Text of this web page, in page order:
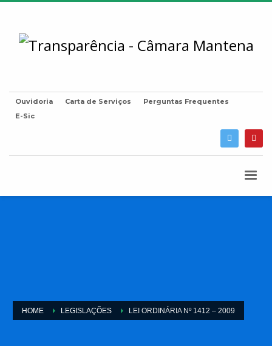
Ouvidoria Carta de Serviços
Perguntas Frequentes
E-Sic
HOME LEGISLAÇÕES LEI ORDINÁRIA Nº 1412 – 2009